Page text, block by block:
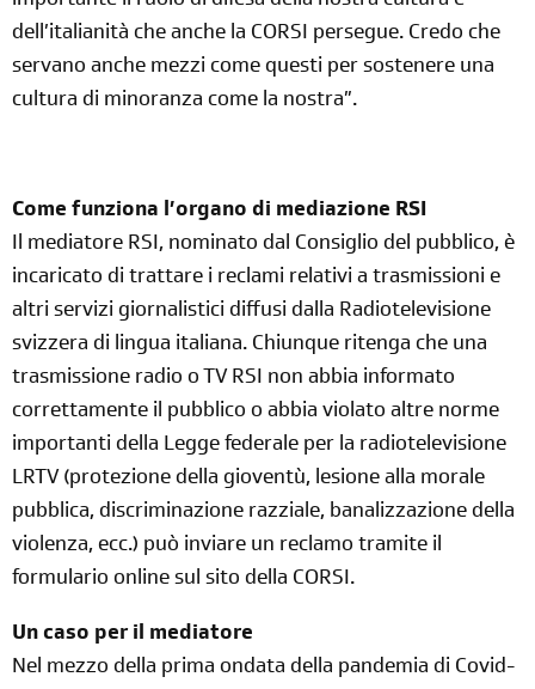
dell’italianità che anche la CORSI persegue. Credo che
servano anche mezzi come questi per sostenere una
cultura di minoranza come la nostra”.
Come funziona l’organo di mediazione RSI
Il mediatore RSI, nominato dal Consiglio del pubblico, è
incaricato di trattare i reclami relativi a trasmissioni e
altri servizi giornalistici diffusi dalla Radiotelevisione
svizzera di lingua italiana. Chiunque ritenga che una
trasmissione radio o TV RSI non abbia informato
correttamente il pubblico o abbia violato altre norme
importanti della Legge federale per la radiotelevisione
LRTV (protezione della gioventù, lesione alla morale
pubblica, discriminazione razziale, banalizzazione della
violenza, ecc.) può inviare un reclamo tramite il
formulario online sul sito della CORSI.
Un caso per il mediatore
Nel mezzo della prima ondata della pandemia di Covid-